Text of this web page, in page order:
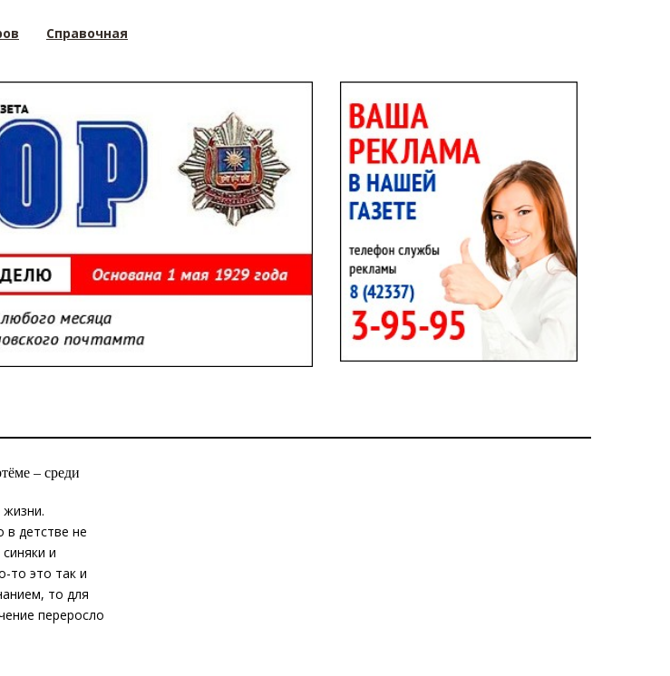
Справочная
– среди
в детстве не
и
то это так и
то для
переросло